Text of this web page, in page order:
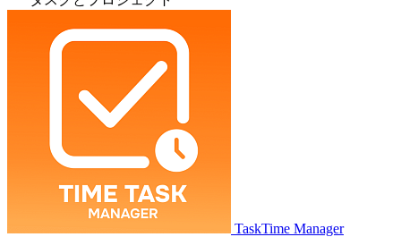
TaskTime Manager